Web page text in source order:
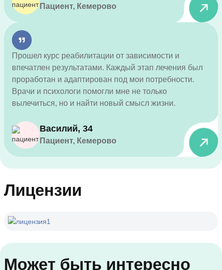
Пациент, Кемерово
Прошел курс реабилитации от зависимости и
впечатлен результатами. Каждый этап лечения был
проработан и адаптирован под мои потребности.
Врачи и психологи помогли мне не только
вылечиться, но и найти новый смысл жизни.
Василий, 34
Пациент, Кемерово
Лицензии
Может быть интересно